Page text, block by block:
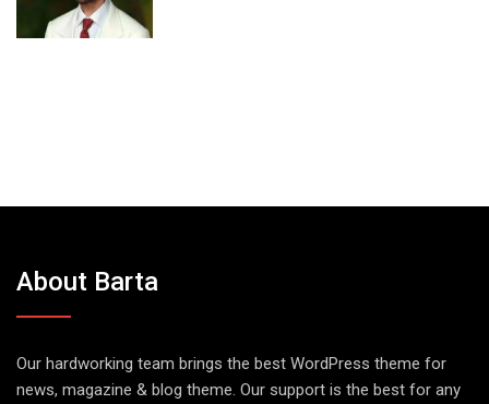
About Barta
Our hardworking team brings the best WordPress theme for
news, magazine & blog theme. Our support is the best for any